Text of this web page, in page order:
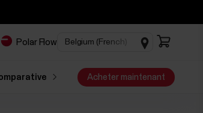
Polar Flow
Acheter maintenant